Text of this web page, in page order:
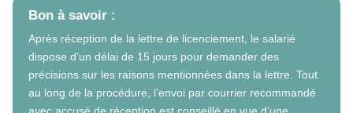
Bon à savoir :
Après réception de la lettre de licenciement, le salarié
dispose d’un délai de 15 jours pour demander des
précisions sur les raisons mentionnées dans la lettre. Tout
au long de la procédure, l’envoi par courrier recommandé
avec accusé de réception est conseillé en vue d’une